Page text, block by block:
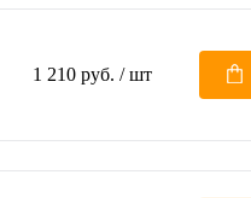
1 210 руб. / шт